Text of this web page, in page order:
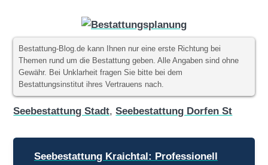
Bestattung-Blog.de kann Ihnen nur eine erste Richtung bei
Themen rund um die Bestattung geben. Alle Angaben sind ohne
Gewähr. Bei Unklarheit fragen Sie bitte bei dem
Bestattungsinstitut ihres Vertrauens nach.
Seebestattung Stadt,Seebestattung Dorfen St
Beitragsnavigation
Seebestattung Kraichtal: Professionell